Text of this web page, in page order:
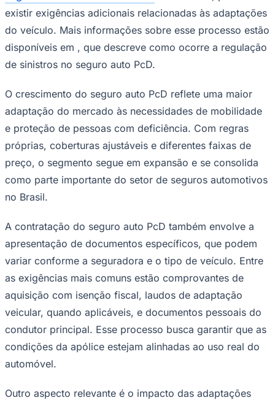
Santos
existir exigências adicionais relacionadas às adaptações
do veículo. Mais informações sobre esse processo estão
disponíveis em , que descreve como ocorre a regulação
de sinistros no seguro auto PcD.
O crescimento do seguro auto PcD reflete uma maior
adaptação do mercado às necessidades de mobilidade
e proteção de pessoas com deficiência. Com regras
próprias, coberturas ajustáveis e diferentes faixas de
preço, o segmento segue em expansão e se consolida
como parte importante do setor de seguros automotivos
no Brasil.
A contratação do seguro auto PcD também envolve a
apresentação de documentos específicos, que podem
variar conforme a seguradora e o tipo de veículo. Entre
as exigências mais comuns estão comprovantes de
aquisição com isenção fiscal, laudos de adaptação
veicular, quando aplicáveis, e documentos pessoais do
condutor principal. Esse processo busca garantir que as
condições da apólice estejam alinhadas ao uso real do
automóvel.
Outro aspecto relevante é o impacto das adaptações